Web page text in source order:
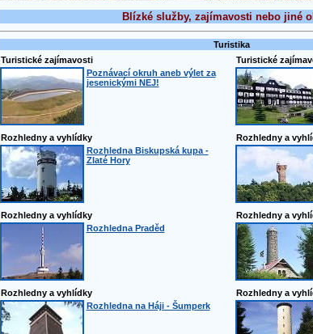
Blízké služby, zajímavosti nebo jiné
Turistika
Turistické zajímavosti
Poznávací okruh aneb výlet za
jesenickými NEJ!
Turistické
Rozhledny a vyhlídky
Rozhledna Biskupská kupa -
Zlaté Hory
Rozhledny a
Rozhledny a vyhlídky
Rozhledna Praděd
Rozhledny a
Rozhledny a vyhlídky
Rozhledna na Háji - Šumperk
Rozhledny a